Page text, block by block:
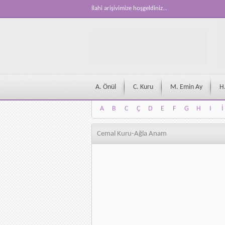
İlahi arişivimize hoşgeldiniz...
A. Önül C. Kuru M. Emin Ay
A B C Ç D E F G H I İ
A
B C Ç D E F G H I İ
Cemal Kuru-Ağla Anam